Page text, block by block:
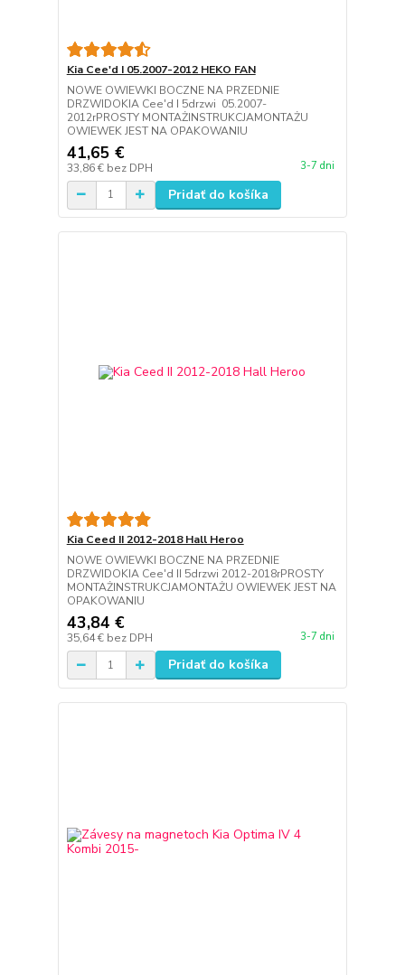
Kia Cee'd I 05.2007-2012 HEKO FAN
NOWE OWIEWKI BOCZNE NA PRZEDNIE
DRZWIDOKIA Cee'd I 5drzwi 05.2007-
2012rPROSTY MONTAŻINSTRUKCJAMONTAŻU
OWIEWEK JEST NA OPAKOWANIU
41,65 €
33,86 € bez DPH 3-7 dni
Pridať do košíka
Kia Ceed II 2012-2018 Hall Heroo
NOWE OWIEWKI BOCZNE NA PRZEDNIE
DRZWIDOKIA Cee'd II 5drzwi 2012-2018rPROSTY
MONTAŻINSTRUKCJAMONTAŻU OWIEWEK JEST NA
OPAKOWANIU
43,84 €
35,64 € bez DPH 3-7 dni
Pridať do košíka